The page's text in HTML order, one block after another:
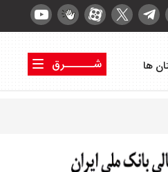
ها
شــــــرق